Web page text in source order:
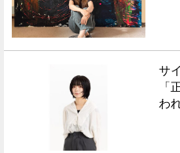
ト
ピ
ソーシャル
サ
「
わ